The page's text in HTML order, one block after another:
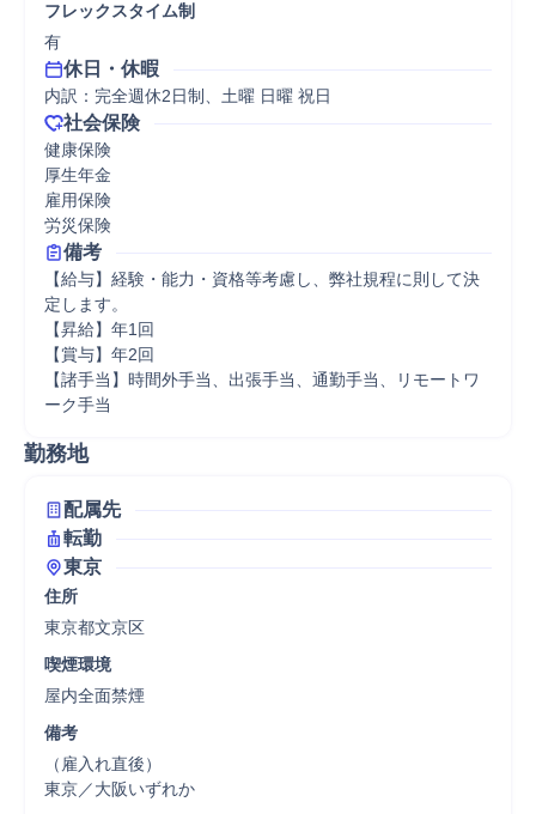
フレックスタイム制
有
休日・休暇
内訳：完全週休2日制、土曜 日曜 祝日
社会保険
健康保険
厚生年金
雇用保険
労災保険
備考
【給与】経験・能力・資格等考慮し、弊社規程に則して決
定します。
【昇給】年1回
【賞与】年2回
【諸手当】時間外手当、出張手当、通勤手当、リモートワ
ーク手当
勤務地
配属先
転勤
東京
住所
東京都文京区
喫煙環境
屋内全面禁煙
備考
（雇入れ直後）
東京／大阪いずれか